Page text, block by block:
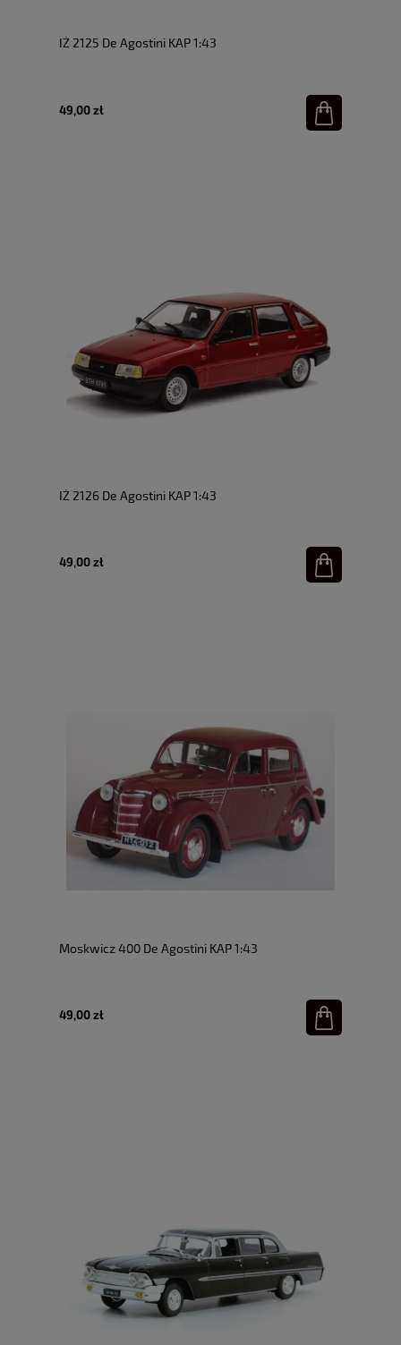
IŻ 2125 De Agostini KAP 1:43
49,00 zł
IŻ 2126 De Agostini KAP 1:43
49,00 zł
Moskwicz 400 De Agostini KAP 1:43
49,00 zł